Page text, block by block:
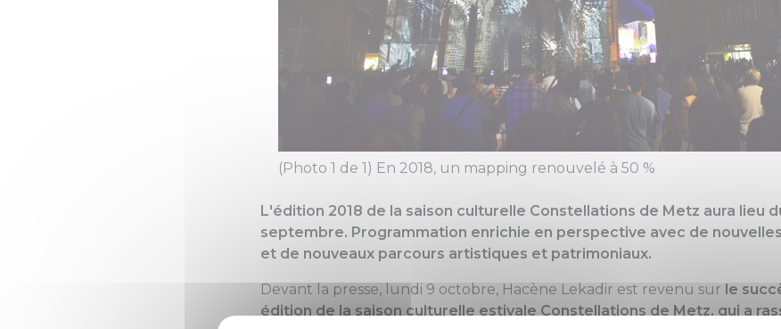
(Photo 1 de 1) En 2018, un mapping renouvelé à 50 %
L'édition 2018 de la saison culturelle Constellations de Metz aura lieu
septembre. Programmation enrichie en perspective avec de
et de nouveaux parcours artistiques et patrimoniaux.
Devant la presse, lundi 9 octobre, Hacène Lekadir est revenu sur le
édition de la saison culturelle estivale Constellations de Metz, qui a